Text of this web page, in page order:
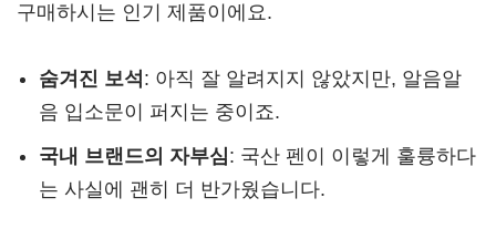
구매하시는 인기 제품이에요.
숨겨진 보석 : 아직 잘 알려지지 않았지만, 알음알
음 입소문이 퍼지는 중이죠.
국내 브랜드의 자부심 : 국산 펜이 이렇게 훌륭하다
는 사실에 괜히 더 반가웠습니다.